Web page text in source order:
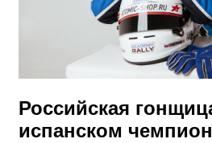
Российская
испанском